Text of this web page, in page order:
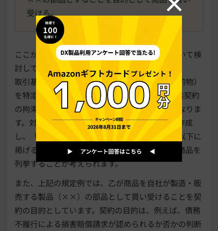
受ける。
ここからは、取引基本契約書の具体的条項について検
討していきます。
取引基本契約書では、まず対象となる商品（目的物）
を特定することが重要です。これによって、当該契約
の拘束力が及ぶ対象商品の範囲が決まることになりま
す。対象商品が多岐にわたる場合には、別紙を作成
し、「取引基本契約書第１条に定める商品は、以下に
掲げるとおりとする。」などと記載して、対象商品を
列挙することが考えられます。
また、上記の規定例では、乙が商品を自社が製造・販
売する製品（××）の部品として買い受けることを契
約の目的としています。契約の目的は、例えば、債務
不履行による損害賠償請求が認められるか否かの判断